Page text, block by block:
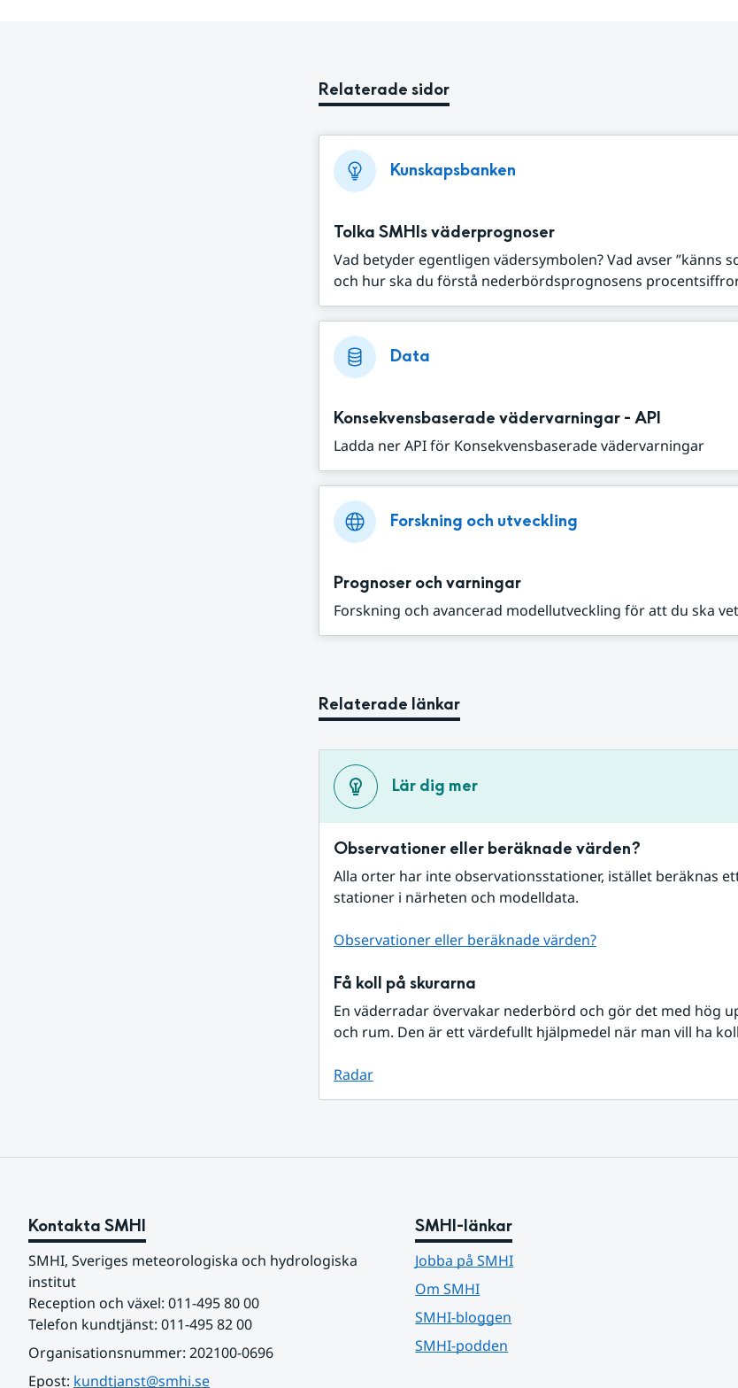
Relaterade sidor
Kunskapsbanken
Tolka SMHIs väderprognoser
Vad betyder egentligen vädersymbolen? Vad avser ”känns
och hur ska du förstå nederbördsprognosens
Data
Konsekvensbaserade vädervarningar - API
Ladda ner API för Konsekvensbaserade vädervarningar
Forskning och utveckling
Prognoser och varningar
Forskning och avancerad modellutveckling för att du ska
Relaterade länkar
Lär dig mer
Observationer eller beräknade värden?
Alla orter har inte observationsstationer, istället beräknas
stationer i närheten och modelldata.
Observationer eller beräknade värden?
Få koll på skurarna
En väderradar övervakar nederbörd och gör det med hög
och rum. Den är ett värdefullt hjälpmedel när man vill ha
Radar
Kontakta SMHI
SMHI, Sveriges meteorologiska och hydrologiska
institut
Reception och växel: 011-495 80 00
Telefon kundtjänst: 011-495 82 00
Organisationsnummer: 202100-0696
Epost: kundtjanst@smhi.se
SMHI-länkar
Jobba på SMHI
Om SMHI
SMHI-bloggen
SMHI-podden